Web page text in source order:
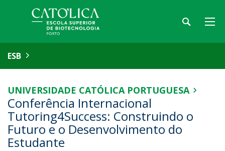
ESB
UNIVERSIDADE CATÓLICA PORTUGUESA
Conferência Internacional
Tutoring4Success: Construindo o
Futuro e o Desenvolvimento do
Estudante